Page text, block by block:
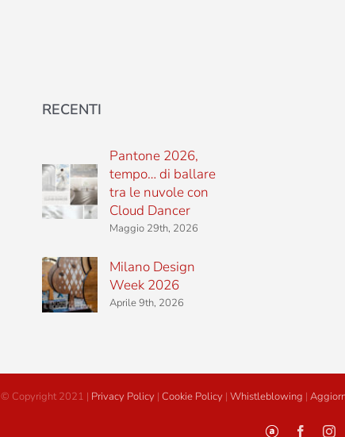
RECENTI
Pantone 2026,
tempo… di ballare
tra le nuvole con
Cloud Dancer
Maggio 29th, 2026
Milano Design
Week 2026
Aprile 9th, 2026
© Copyright 2021 | Privacy Policy | Cookie Policy | Whistleblowing |
Personalizzato